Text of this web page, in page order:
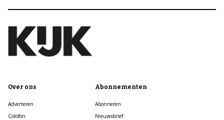
Over ons
Adverteren
Colofon
Abonnementen
Abonneren
Nieuwsbrief